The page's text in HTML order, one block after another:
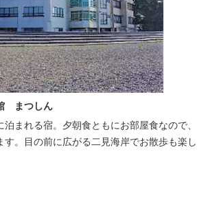
まつしん
まれる宿。夕朝食ともにお部屋食なので、
す。目の前に広がる二見海岸でお散歩も楽し